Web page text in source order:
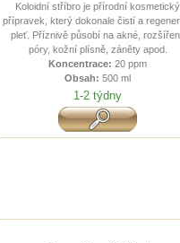
Koloidní stříbro je přírodní kosmetický
přípravek, který dokonale čistí a
pleť. Příznivě působí na akné,
póry, kožní plísně, záněty apod.
Koncentrace: 20 ppm
Obsah: 500 ml
1-2 týdny